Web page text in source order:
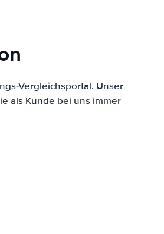
Vergleichsportal. Unser
als Kunde bei uns immer